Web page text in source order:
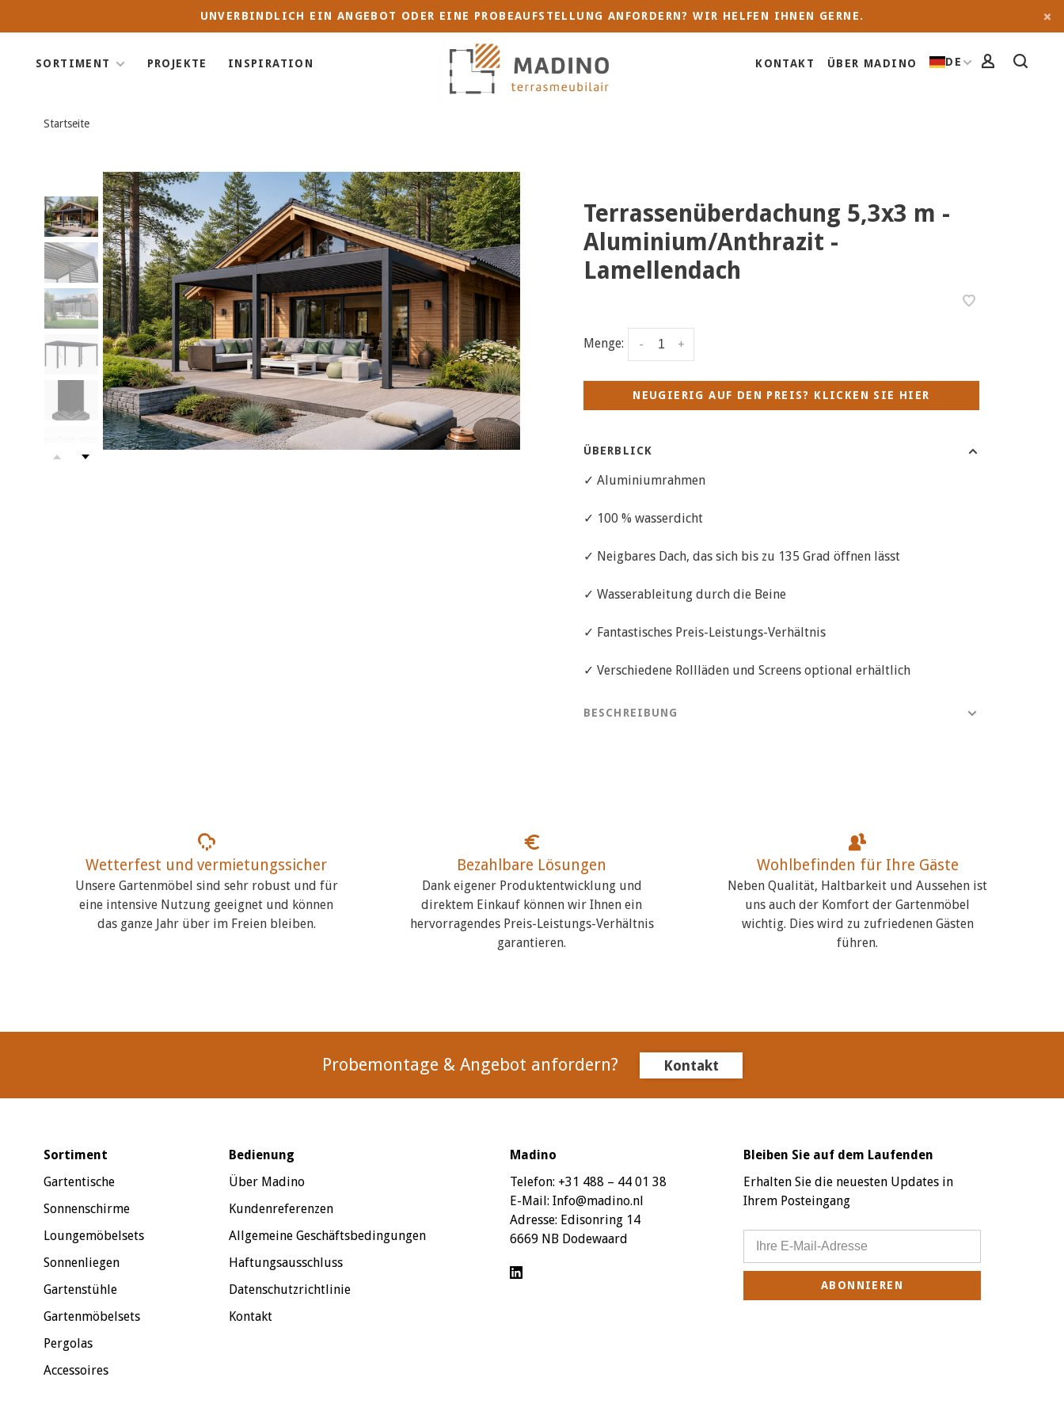
UNVERBINDLICH EIN ANGEBOT ODER EINE PROBEAUFSTELLUNG ANFORDERN? WIR HELFEN IHNEN GERNE.
SORTIMENT PROJEKTE INSPIRATION KONTAKT ÜBER MADINO DE
Startseite
Terrassenüberdachung 5,3x3 m -
Aluminium/Anthrazit -
Lamellendach
Menge: +
-
NEUGIERIG AUF DEN PREIS? KLICKEN SIE HIER
ÜBERBLICK
✓ Aluminiumrahmen
✓ 100 % wasserdicht
✓ Neigbares Dach, das sich bis zu 135 Grad öffnen lässt
✓ Wasserableitung durch die Beine
✓ Fantastisches Preis-Leistungs-Verhältnis
✓ Verschiedene Rollläden und Screens optional erhältlich
BESCHREIBUNG
Wetterfest und vermietungssicher
Unsere Gartenmöbel sind sehr robust und für
eine intensive Nutzung geeignet und können
das ganze Jahr über im Freien bleiben.
Bezahlbare Lösungen
Dank eigener Produktentwicklung und
direktem Einkauf können wir Ihnen ein
hervorragendes Preis-Leistungs-Verhältnis
garantieren.
Wohlbefinden für Ihre Gäste
Neben Qualität, Haltbarkeit und Aussehen ist
uns auch der Komfort der Gartenmöbel
wichtig. Dies wird zu zufriedenen Gästen
führen.
Probemontage & Angebot anfordern? Kontakt
Sortiment
Gartentische
Sonnenschirme
Loungemöbelsets
Sonnenliegen
Gartenstühle
Gartenmöbelsets
Pergolas
Accessoires
Bedienung
Über Madino
Kundenreferenzen
Allgemeine Geschäftsbedingungen
Haftungsausschluss
Datenschutzrichtlinie
Kontakt
Madino
Telefon: +31 488 – 44 01 38
E-Mail:Info@madino.nl
Adresse: Edisonring 14
6669 NB Dodewaard
Bleiben Sie auf dem Laufenden
Erhalten Sie die neuesten Updates in
Ihrem Posteingang
ABONNIEREN